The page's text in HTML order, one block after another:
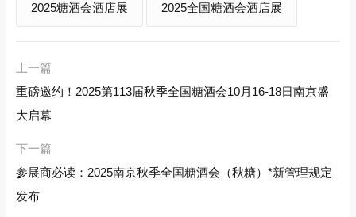
2025糖酒会酒店展 2025全国糖酒会酒店展
上一篇
重磅邀约！2025第113届秋季全国糖酒会10月16-18日南京盛
大启幕
下一篇
参展商必读：2025南京秋季全国糖酒会（秋糖）*新管理规定
发布